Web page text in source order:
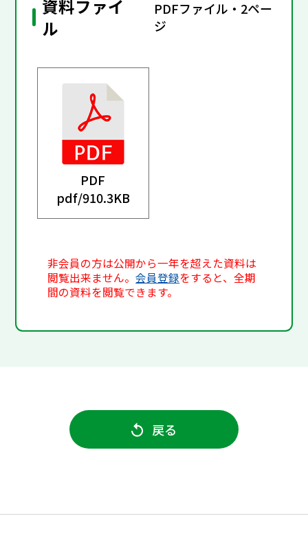
資料ファイ
ル
PDFファイル・2ペー
ジ
PDF
pdf/910.3KB
非会員の方は公開から一年を超えた資料は
閲覧出来ません。会員登録をすると、全期
間の資料を閲覧できます。
戻る